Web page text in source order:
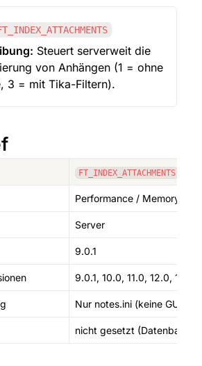
Steuert serverweit die
von Anhängen (1 = ohne
3 = mit Tika-Filtern).
FT_INDEX_ATTACHMENTS
Performance / Memory
Server
9.0.1
9.0.1, 10.0, 11.0, 12.0, 14.0,
Nur notes.ini (keine GUI)
nicht gesetzt (Datenbank-